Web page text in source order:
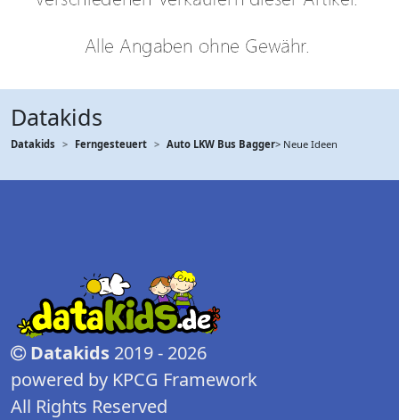
Datakids
Datakids Ferngesteuert Auto LKW Bus Bagger> Neue Ideen
Datakids 2019 - 2026
powered by KPCG Framework
All Rights Reserved